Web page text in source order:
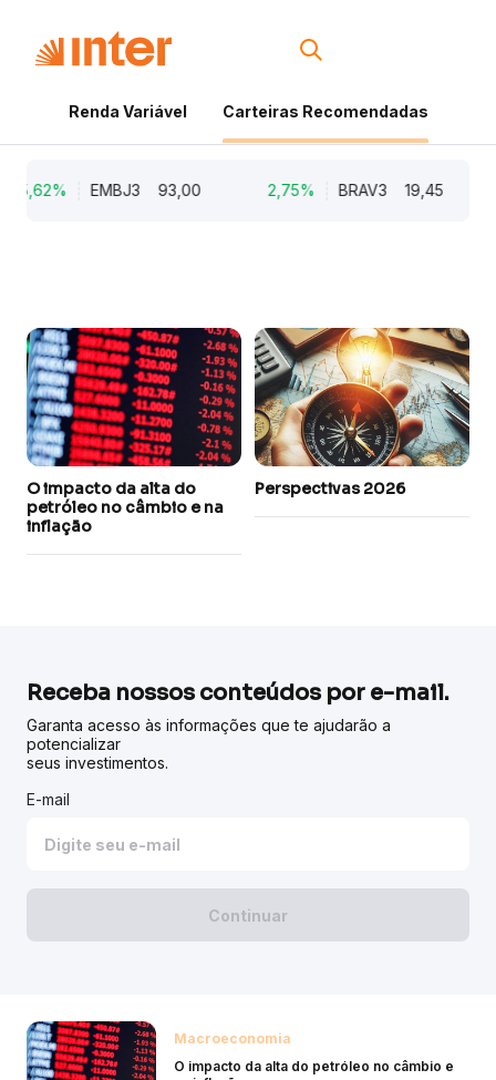
Renda Variável Carteiras Recomendadas
5,62% EMBJ3 93,00 2,75% BRAV3 19,45
O impacto da alta do
petróleo no câmbio e na
inflação
Perspectivas 2026
Receba nossos conteúdos por e-mail.
Garanta acesso às informações que te ajudarão a
potencializar
seus investimentos.
E-mail
Continuar
Macroeconomia
O impacto da alta do petróleo no câmbio e